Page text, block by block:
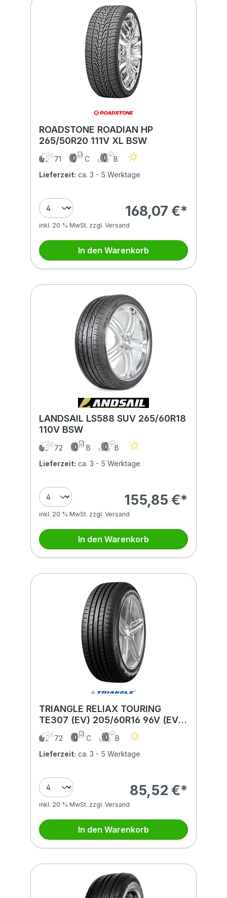
ROADSTONE ROADIAN HP
265/50R20 111V XL BSW
71 C
B
Lieferzeit: ca. 3 - 5 Werktage
168,07 €*
inkl. 20 % MwSt. zzgl. Versand
In den Warenkorb
LANDSAIL LS588 SUV 265/60R18
110V BSW
72 B
B
Lieferzeit: ca. 3 - 5 Werktage
155,85 €*
inkl. 20 % MwSt. zzgl. Versand
In den Warenkorb
TRIANGLE RELIAX TOURING
TE307 (EV) 205/60R16 96V (EV)
XL FSL BSW
72 C
B
Lieferzeit: ca. 3 - 5 Werktage
85,52 €*
inkl. 20 % MwSt. zzgl. Versand
In den Warenkorb